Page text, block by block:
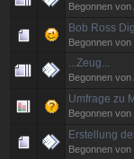
Begonnen von
Bob Ross
Begonnen von
...Zeug...
Begonnen von
Umfrage zu
Begonnen von
Erstellung
Begonnen von